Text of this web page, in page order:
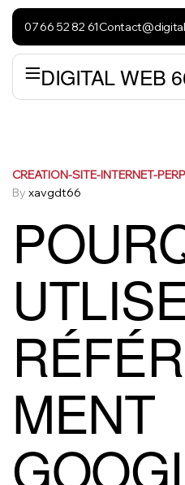
07 66 52 82 61
DIGITAL WEB
CREATION-SITE-INTERNET-
By xavgdt66
MENT